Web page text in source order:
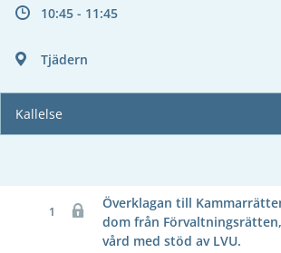
10:45 - 11:45
Tjädern
Kallelse
1
Överklagan till
dom från
vård med stöd av LVU.